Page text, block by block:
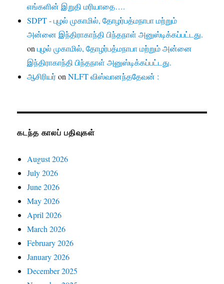
எங்களின் இறுதி மரியாதை….
SDPT - புழல் முகாமில், தோழர்பத்மநாபா மற்றும்
அன்னை இந்திராகாந்தி பிந்தநாள் அனுஸ்டிக்கப்பட்டது.
onபுழல் முகாமில், தோழர்பத்மநாபா மற்றும் அன்னை
இந்திராகாந்தி பிந்தநாள் அனுஸ்டிக்கப்பட்டது.
ஆசிரியர்onNLFT விஸ்வானந்ததேவன் :
கடந்த காலப் பதிவுகள்
August 2026
July 2026
June 2026
May 2026
April 2026
March 2026
February 2026
January 2026
December 2025